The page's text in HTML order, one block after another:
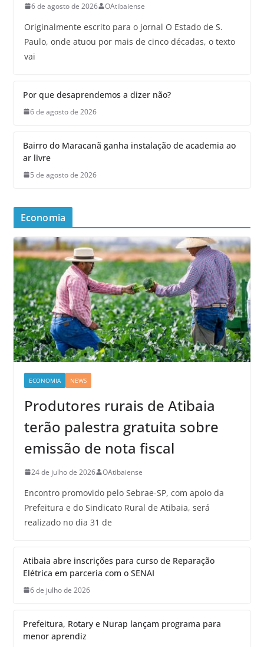
6 de agosto de 2026 OAtibaiense
Originalmente escrito para o jornal O Estado de S.
Paulo, onde atuou por mais de cinco décadas, o texto
vai
Por que desaprendemos a dizer não?
6 de agosto de 2026
Bairro do Maracanã ganha instalação de academia ao
ar livre
5 de agosto de 2026
Economia
ECONOMIA NEWS
Produtores rurais de Atibaia
terão palestra gratuita sobre
emissão de nota fiscal
24 de julho de 2026 OAtibaiense
Encontro promovido pelo Sebrae-SP, com apoio da
Prefeitura e do Sindicato Rural de Atibaia, será
realizado no dia 31 de
Atibaia abre inscrições para curso de Reparação
Elétrica em parceria com o SENAI
6 de julho de 2026
Prefeitura, Rotary e Nurap lançam programa para
menor aprendiz